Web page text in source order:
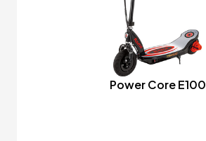
Power Core E100